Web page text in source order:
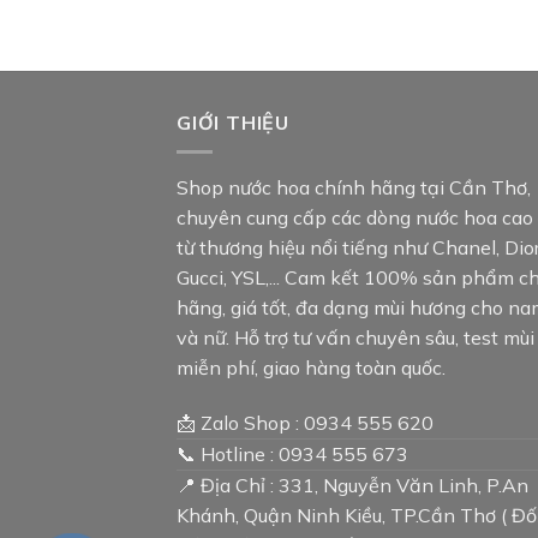
GIỚI THIỆU
Shop nước hoa chính hãng tại Cần Thơ,
chuyên cung cấp các dòng nước hoa cao
từ thương hiệu nổi tiếng như Chanel,
Gucci, YSL,... Cam kết 100% sản phẩm
hãng, giá tốt, đa dạng mùi hương cho
và nữ. Hỗ trợ tư vấn chuyên sâu, test mùi
miễn phí, giao hàng toàn quốc.
📩 Zalo Shop : 0934 555 620
📞 Hotline : 0934 555 673
📍 Địa Chỉ : 331, Nguyễn Văn Linh, P.An
Khánh, Quận Ninh Kiều, TP.Cần Thơ (